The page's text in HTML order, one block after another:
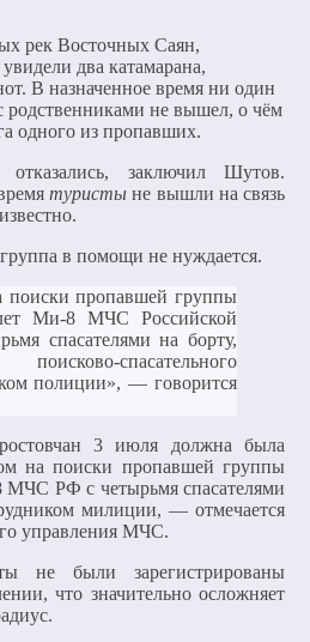
рек Восточных Саян,
два катамарана,
В назначенное время ни один
родственниками не вышел, о чём
одного из пропавших.
заключил Шутов.
туристы не вышли на связь
в помощи не нуждается.
поиски пропавшей группы
Ми-8 МЧС Российской
спасателями на борту,
спасательного
полиции», — говорится
3 июля должна была
на поиски пропавшей группы
МЧС РФ с четырьмя спасателями
милиции, — отмечается
управления МЧС.
не были зарегистрированы
что значительно осложняет